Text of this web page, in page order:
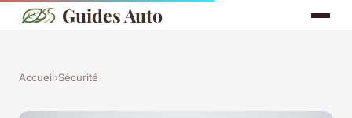
Guides Auto
Accueil›Sécurité